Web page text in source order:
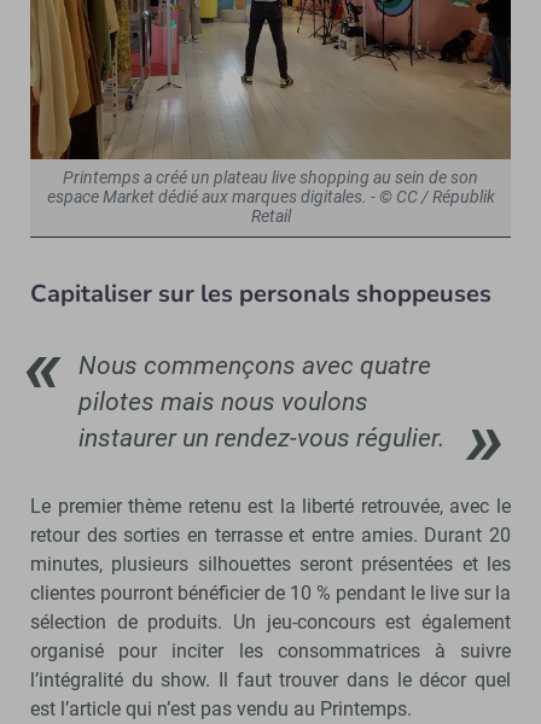
Printemps a créé un plateau live shopping au sein de son
espace Market dédié aux marques digitales. - © CC / Républik
Retail
Capitaliser sur les personals shoppeuses
Nous commençons avec quatre
pilotes mais nous voulons
instaurer un rendez-vous régulier.
Le premier thème retenu est la liberté retrouvée, avec le
retour des sorties en terrasse et entre amies. Durant 20
minutes, plusieurs silhouettes seront présentées et les
clientes pourront bénéficier de 10 % pendant le live sur la
sélection de produits. Un jeu-concours est également
organisé pour inciter les consommatrices à suivre
l’intégralité du show. Il faut trouver dans le décor quel
est l’article qui n’est pas vendu au Printemps.